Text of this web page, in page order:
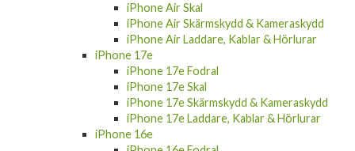
iPhone Air Skal
iPhone Air Skärmskydd & Kameraskydd
iPhone Air Laddare, Kablar & Hörlurar
iPhone 17e
iPhone 17e Fodral
iPhone 17e Skal
iPhone 17e Skärmskydd & Kameraskydd
iPhone 17e Laddare, Kablar & Hörlurar
iPhone 16e